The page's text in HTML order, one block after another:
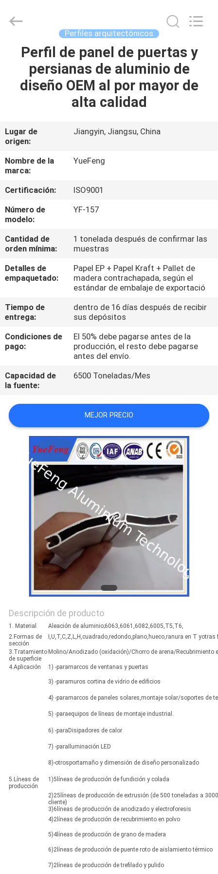
INICIO
PRODUCTOS
NOSOTROS
VISITA
A
LA
FÁBRICA
CONTROL
CALIDAD
CONTÁCTENOS
NOTICIAS
SOLICITAR
UNA
COTIZACIÓN
MAPA
SITIO
PRIVACY
Rights
Reserved.
Perfiles arquitectónicos
Perfil de panel de puertas y
persianas de aluminio de
diseño OEM al por mayor de
alta calidad
Lugar de
origen:
Jiangyin, Jiangsu, China
Nombre de la
marca:
YueFeng
Certificación:
ISO9001
Número de
modelo:
YF-157
Cantidad de
orden mínima:
1 tonelada después de confirmar las
muestras
Detalles de
empaquetado:
Papel EP + Papel Kraft + Pallet de
madera contrachapada, según el
estándar de embalaje de exportació
Tiempo de
entrega:
dentro de 16 días después de recibir
sus depósitos
Condiciones de
pago:
El 50% debe pagarse antes de la
producción, el resto debe pagarse
antes del envío.
Capacidad de
la fuente:
6500 Toneladas/Mes
MEJOR PRECIO
Descripción de producto
1. Material
Aleación de aluminio;6063,6061,6082,6005,T5,T6,
2.Formas de
sección
I,U,T,C,Z,L,H,cuadrado,redondo,plano,hueco,ranura en T
3.Tratamiento
de superficie
Molino/Anodizado (oxidación)/Chorro de arena/Recubrimiento
4.Aplicación 1) -paramarcos de ventanas y puertas
3) -paramuros cortina de vidrio de edificios
4) -paramarcos de paneles solares,montaje solar/soportes de
5) -paraequipos de líneas de montaje industrial.
6) -paraDisipadores de calor
7) -paraIluminación LED
8)-otrosportamaño y dimensión de diseño personalizado
5.Líneas de
producción
1)5líneas de producción de fundición y colada
2)25líneas de producción de extrusión (de 500 toneladas a
cliente)
3)6líneas de producción de anodizado y electroforesis
4)2líneas de producción de recubrimiento en polvo
5)4líneas de producción de grano de madera
6)2líneas de producción de puente roto de aislamiento térmico
7)2líneas de producción de trefilado y pulido